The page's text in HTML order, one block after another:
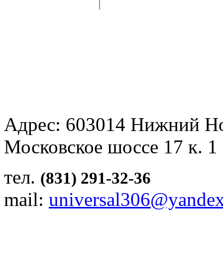
Адрес: 603014 Нижний
Московское шоссе 17 к.
тел. (831) 291-32-36
mail: